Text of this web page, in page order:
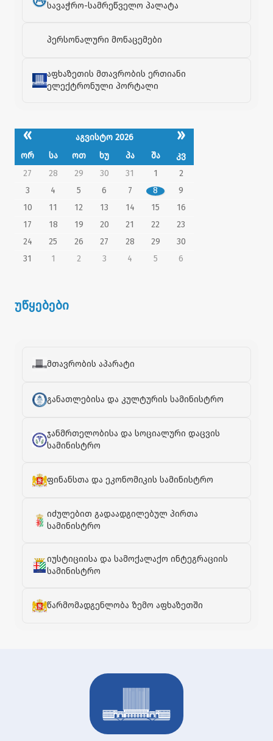
სავაჭრო-სამრეწველო პალატა
პერსონალური მონაცემები
აფხაზეთის მთავრობის ერთიანი
ელექტრონული პორტალი
« აგვისტო 2026 »
ორ სა ოთ ხუ პა შა
კვ
27
28 29 30 31 1
2
3
4 5 6 7 8
9
10
11 12 13 14 15
16
17
18 19 20 21 22
23
24
25 26 27 28 29
30
31
1 2 3 4 5 6
უწყებები
მთავრობის აპარატი
განათლებისა და კულტურის სამინისტრო
ჯანმრთელობისა და სოციალური დაცვის
სამინისტრო
ფინანსთა და ეკონომიკის სამინისტრო
იძულებით გადაადგილებულ პირთა
სამინისტრო
იუსტიციისა და სამოქალაქო ინტეგრაციის
სამინისტრო
წარმომადგენლობა ზემო აფხაზეთში